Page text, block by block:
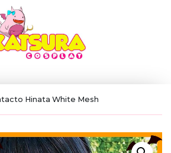
Hinata White Mesh